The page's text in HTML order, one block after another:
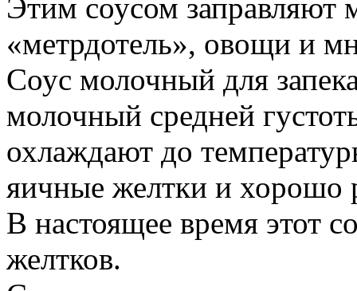
Этим соусом заправляют
«метрдотель», овощи и
Соус молочный для
молочный средней
охлаждают до
яичные желтки и хорошо
В настоящее время этот
желтков.